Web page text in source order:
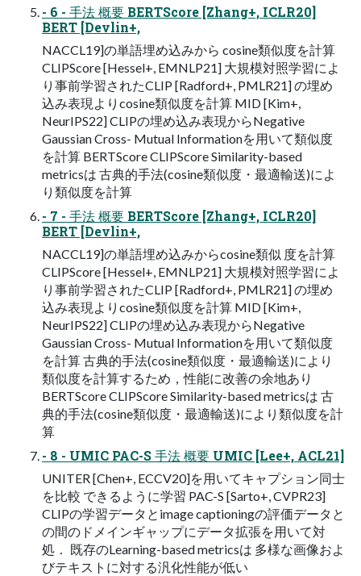
- 6 - ⼿法 概要 BERTScore [Zhang+, ICLR20]
BERT [Devlin+,
NACCL19]の単語埋め込みから cosine類似度を計算
CLIPScore [Hessel+, EMNLP21] ⼤規模対照学習によ
り事前学習されたCLIP [Radford+, PMLR21] の埋め
込み表現よりcosine類似度を計算 MID [Kim+,
NeurIPS22] CLIPの埋め込み表現からNegative
Gaussian Cross- Mutual Informationを⽤いて類似度
を計算 BERTScore CLIPScore Similarity-based
metricsは 古典的⼿法(cosine類似度・最適輸送)によ
り類似度を計算
- 7 - ⼿法 概要 BERTScore [Zhang+, ICLR20]
BERT [Devlin+,
NACCL19]の単語埋め込みからcosine類似 度を計算
CLIPScore [Hessel+, EMNLP21] ⼤規模対照学習によ
り事前学習されたCLIP [Radford+, PMLR21] の埋め
込み表現よりcosine類似度を計算 MID [Kim+,
NeurIPS22] CLIPの埋め込み表現からNegative
Gaussian Cross- Mutual Informationを⽤いて類似度
を計算 古典的⼿法(cosine類似度・最適輸送)により
類似度を計算するため，性能に改善の余地あり
BERTScore CLIPScore Similarity-based metricsは 古
典的⼿法(cosine類似度・最適輸送)により類似度を計
算
- 8 - UMIC PAC-S ⼿法 概要 UMIC [Lee+, ACL21]
UNITER [Chen+, ECCV20]を⽤いてキャプション同⼠
を⽐較 できるように学習 PAC-S [Sarto+, CVPR23]
CLIPの学習データとimage captioningの評価データと
の間のドメインギャップにデータ拡張を⽤いて対
処． 既存のLearning-based metricsは 多様な画像およ
びテキストに対する汎化性能が低い